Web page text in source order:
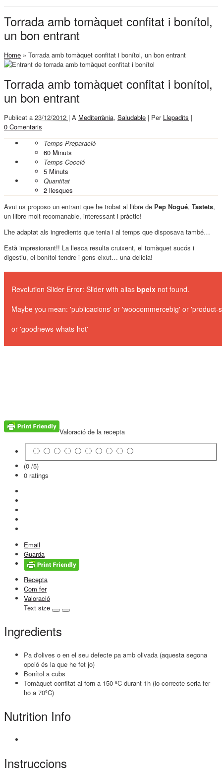
Torrada amb tomàquet confitat i bonítol,
un bon entrant
Home » Torrada amb tomàquet confitat i bonítol, un bon entrant
Torrada amb tomàquet confitat i bonítol,
un bon entrant
Publicat a 23/12/2012 | A Mediterrània, Saludable | Per Llepadits |
0 Comentaris
Temps Preparació
60 Minuts
Temps Cocció
5 Minuts
Quantitat
2 llesques
Avui us proposo un entrant que he trobat al llibre de Pep Nogué, Tastets,
un llibre molt recomanable, interessant i pràctic!
L’he adaptat als ingredients que tenia i al temps que disposava també…
Està impresionant!! La llesca resulta cruixent, el tomàquet sucós i
digestiu, el bonítol tendre i gens eixut… una delicia!
Revolution Slider Error: Slider with alias bpeix not found.
Maybe you mean: 'publicacions' or 'woocommercebig' or
or 'goodnews-whats-hot'
Valoració de la recepta
(0 /5)
0 ratings
Email
Guarda
Recepta
Com fer
Valoració
Text size
Ingredients
Pa d'olives o en el seu defecte pa amb olivada (aquesta segona
opció és la que he fet jo)
Bonítol a cubs
Tomàquet confitat al forn a 150 ºC durant 1h (lo correcte seria fer-
ho a 70ºC)
Nutrition Info
Instruccions